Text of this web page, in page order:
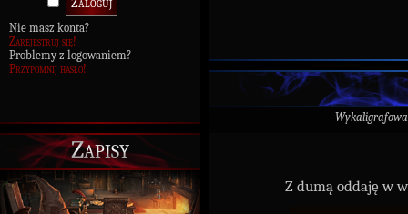
Nie masz konta?
Zarejestruj się!
Problemy z logowaniem?
Przypomnij hasło!
Zapisy
Z dumą oddaję w